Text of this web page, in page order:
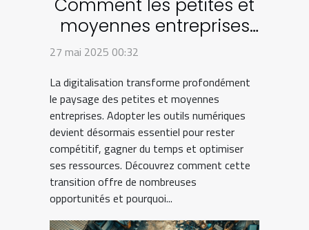
Comment les petites et
moyennes entreprises
peuvent bénéficier de la
27 mai 2025 00:32
La digitalisation transforme profondément
le paysage des petites et moyennes
entreprises. Adopter les outils numériques
devient désormais essentiel pour rester
compétitif, gagner du temps et optimiser
ses ressources. Découvrez comment cette
transition offre de nombreuses
opportunités et pourquoi...